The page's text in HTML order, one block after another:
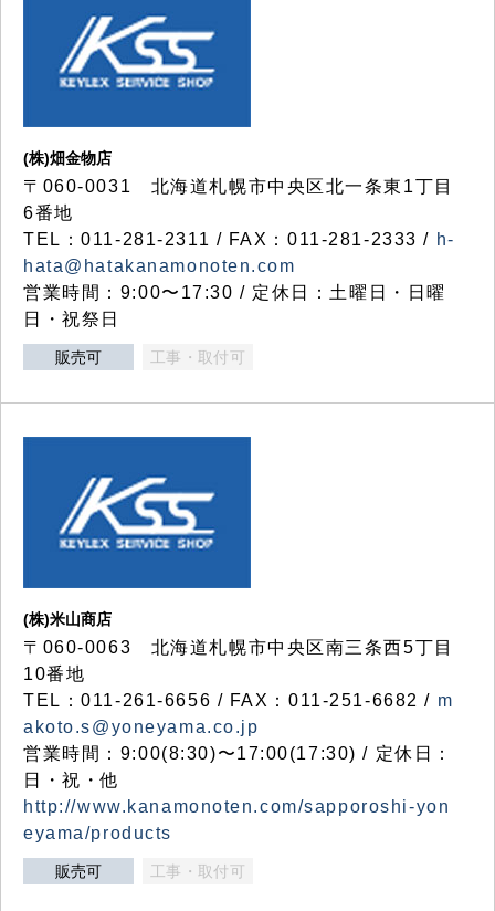
(株)畑金物店
〒060-0031 北海道札幌市中央区北一条東1丁目
6番地
TEL：011-281-2311 / FAX：011-281-2333 / h-
hata@hatakanamonoten.com
営業時間：9:00〜17:30 / 定休日：土曜日・日曜
日・祝祭日
販売可 工事・取付可
(株)米山商店
〒060-0063 北海道札幌市中央区南三条西5丁目
10番地
TEL：011-261-6656 / FAX：011-251-6682 / m
akoto.s@yoneyama.co.jp
営業時間：9:00(8:30)〜17:00(17:30) / 定休日：
日・祝・他
http://www.kanamonoten.com/sapporoshi-yon
eyama/products
販売可 工事・取付可